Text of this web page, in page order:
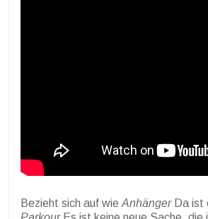
Bezieht sich auf wie AnhängerDa ist